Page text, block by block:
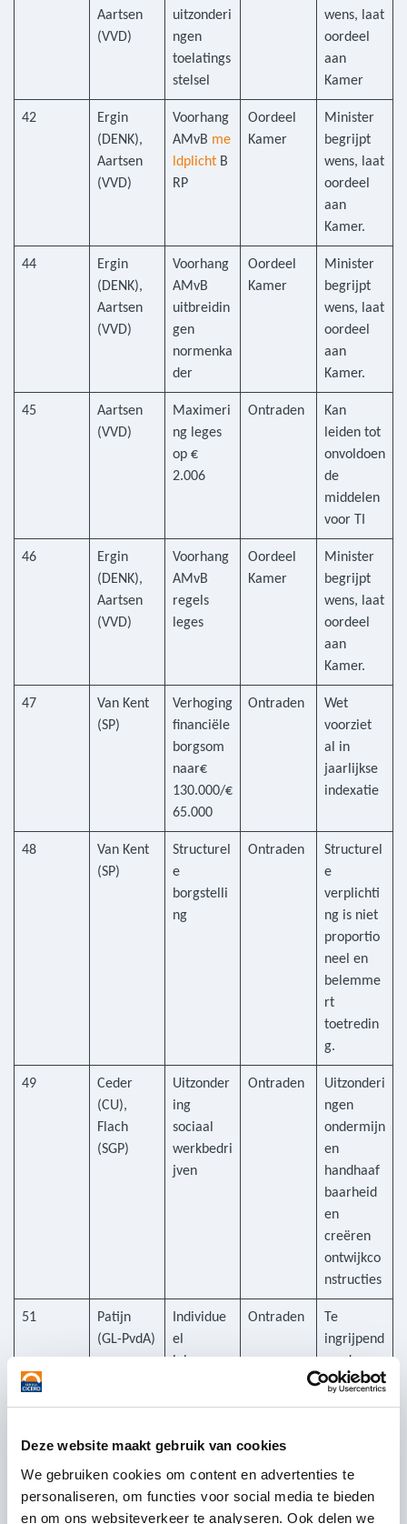
Deze website maakt gebruik van cookies
We gebruiken cookies om content en advertenties te
personaliseren, om functies voor social media te bieden
en om ons websiteverkeer te analyseren. Ook delen we
Aartsen
(VVD)
uitzonderi
ngen
toelatings
stelsel
wens, laat
oordeel
aan
Kamer
42
Ergin
(DENK),
Aartsen
(VVD)
Voorhang
AMvB me
ldplicht B
RP
Oordeel
Kamer
Minister
begrijpt
wens, laat
oordeel
aan
Kamer.
44
Ergin
(DENK),
Aartsen
(VVD)
Voorhang
AMvB
uitbreidin
gen
normenka
der
Oordeel
Kamer
Minister
begrijpt
wens, laat
oordeel
aan
Kamer.
45
Aartsen
(VVD)
Maximeri
ng leges
op €
2.006
Ontraden
Kan
leiden tot
onvoldoen
de
middelen
voor TI
46
Ergin
(DENK),
Aartsen
(VVD)
Voorhang
AMvB
regels
leges
Oordeel
Kamer
Minister
begrijpt
wens, laat
oordeel
aan
Kamer.
47
Van Kent
(SP)
Verhoging
financiële
borgsom
naar€
130.000/€
65.000
Ontraden
Wet
voorziet
al in
jaarlijkse
indexatie
48
Van Kent
(SP)
Structurel
e
borgstelli
ng
Ontraden
Structurel
e
verplichti
ng is niet
proportio
neel en
belemme
rt
toetredin
g.
49
Ceder
(CU),
Flach
(SGP)
Uitzonder
ing
sociaal
werkbedri
jven
Ontraden
Uitzonderi
ngen
ondermijn
en
handhaaf
baarheid
en
creëren
ontwijkco
nstructies
51
Patijn
(GL-PvdA)
Individue
el
inleenver
Ontraden
Te
ingrijpend
zonder
duidelijkh
eid over